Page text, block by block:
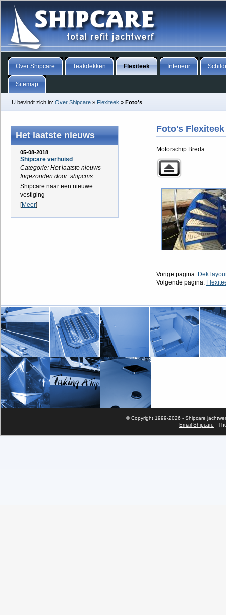
Over Shipcare Teakdekken Flexiteek Interieur
Sitemap
U bevindt zich in: Over Shipcare» Flexiteek » Foto's
Het laatste nieuws
05-08-2018
Shipcare verhuisd
Categorie: Het laatste nieuws
Ingezonden door: shipcms
Shipcare naar een nieuwe
vestiging
[Meer]
Foto's
Motorschip Breda
Vorige pagina: Dek
Volgende pagina:
© Copyright 1999-2026 - Shipcare
Email Shipcare -